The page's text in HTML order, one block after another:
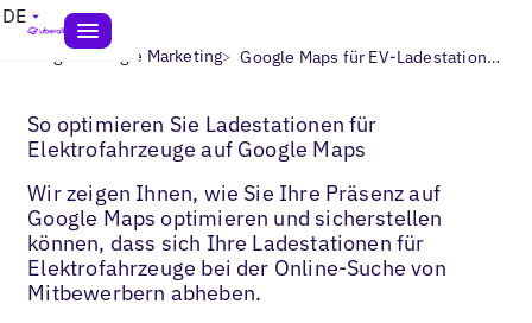
DE
Blogs> Google Marketing> Google Maps für EV-Ladestationen
So optimieren Sie Ladestationen für
Elektrofahrzeuge auf Google Maps
Wir zeigen Ihnen, wie Sie Ihre Präsenz auf
Google Maps optimieren und sicherstellen
können, dass sich Ihre Ladestationen für
Elektrofahrzeuge bei der Online-Suche von
Mitbewerbern abheben.